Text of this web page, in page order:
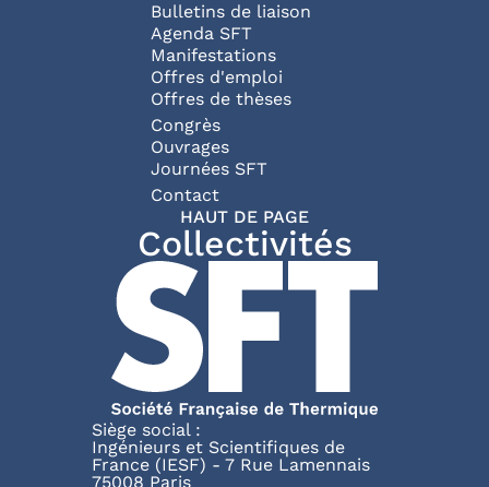
Bulletins de liaison
Agenda SFT
Manifestations
Offres d'emploi
Offres de thèses
Congrès
Ouvrages
Journées SFT
Pied de page
Contact
HAUT DE PAGE
Collectivités
Siège social :
Ingénieurs et Scientifiques de
France (IESF) - 7 Rue Lamennais
75008 Paris